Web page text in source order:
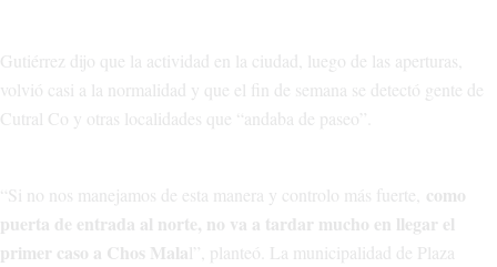
Gutiérrez dijo que la actividad en la ciudad, luego de las aperturas,
volvió casi a la normalidad y que el fin de semana se detectó gente de
Cutral Co y otras localidades que “andaba de paseo”.
“Si no nos manejamos de esta manera y controlo más fuerte, como
puerta de entrada al norte, no va a tardar mucho en llegar el
primer caso a Chos Malal”, planteó. La municipalidad de Plaza